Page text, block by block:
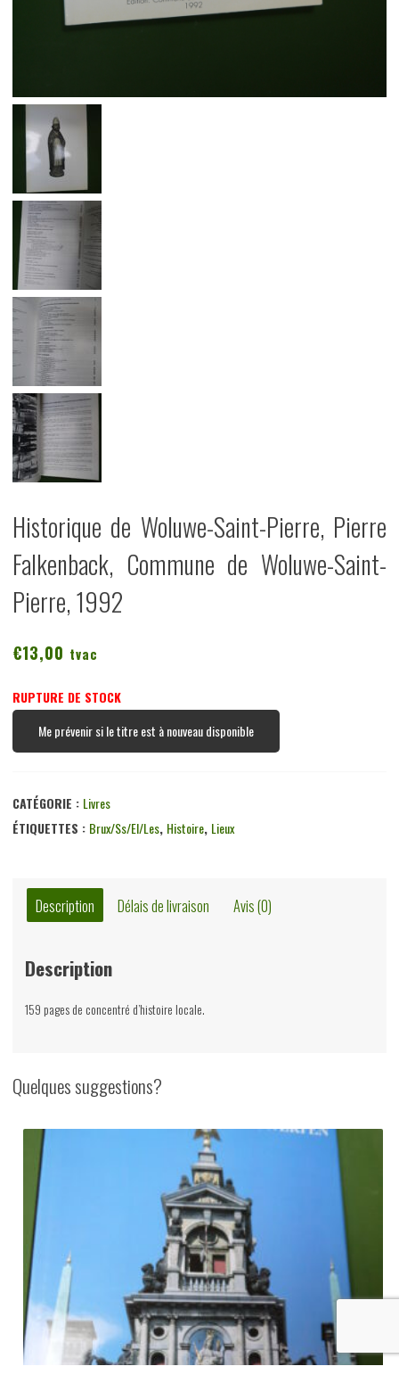
Historique de Woluwe-Saint-Pierre, Pierre
Falkenback, Commune de Woluwe-Saint-
Pierre, 1992
€13,00 tvac
RUPTURE DE STOCK
Me prévenir si le titre est à nouveau disponible
CATÉGORIE : Livres
ÉTIQUETTES : Brux/ss/el/les, Histoire, Lieux
Description Délais de livraison Avis (0)
Description
159 pages de concentré d’histoire locale.
Quelques suggestions?